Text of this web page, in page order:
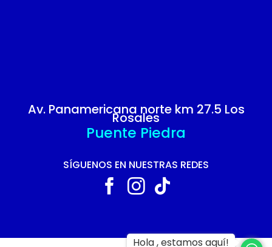
Av. Panamericana norte km 27.5 Los
Rosales
Puente Piedra
SÍGUENOS EN NUESTRAS REDES
Hola , estamos aquí!